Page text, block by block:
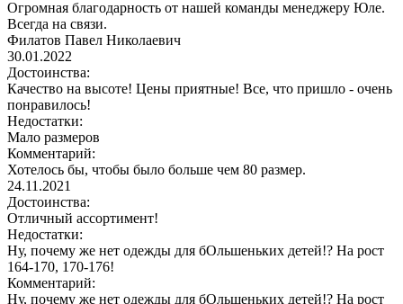
Огромная благодарность от нашей команды менеджеру Юле.
Всегда на связи.
Филатов Павел Николаевич
30.01.2022
Достоинства:
Качество на высоте! Цены приятные! Все, что пришло - очень
понравилось!
Недостатки:
Мало размеров
Комментарий:
Хотелось бы, чтобы было больше чем 80 размер.
24.11.2021
Достоинства:
Отличный ассортимент!
Недостатки:
Ну, почему же нет одежды для бОльшеньких детей!? На рост
164-170, 170-176!
Комментарий:
Ну, почему же нет одежды для бОльшеньких детей!? На рост